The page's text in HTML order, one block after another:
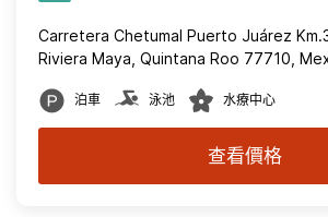
Carretera Chetumal Puerto Juárez
Riviera Maya, Quintana Roo 77710,
泊車 泳池 水療中心
查看價格